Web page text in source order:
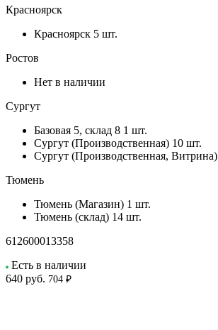
Красноярск
Красноярск 5 шт.
Ростов
Нет в наличии
Сургут
Базовая 5, склад 8 1 шт.
Сургут (Производственная) 10 шт.
Сургут (Производственная, Витрина)
Тюмень
Тюмень (Магазин) 1 шт.
Тюмень (склад) 14 шт.
612600013358
Есть в наличии
640 руб. 704 ₽